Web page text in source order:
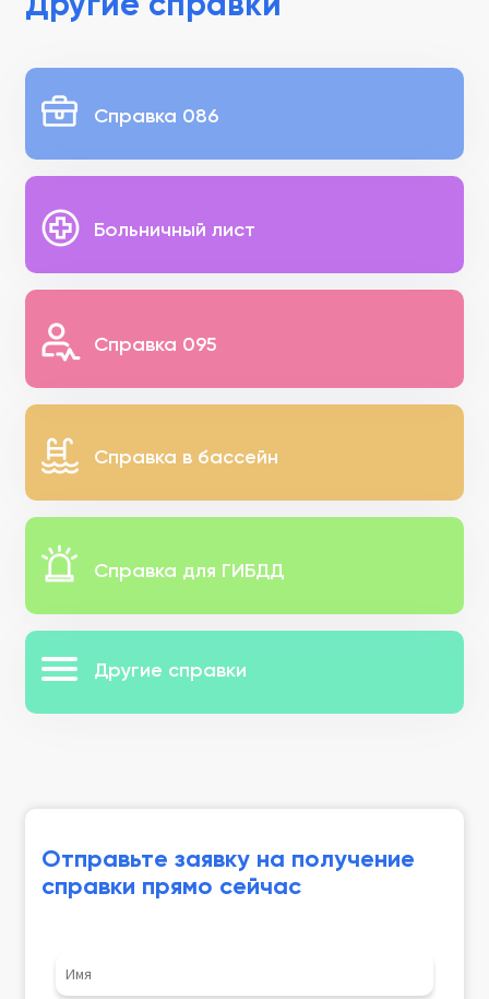
Справка 086
Больничный лист
Справка 095
Справка в бассейн
Справка для ГИБДД
Другие справки
Отправьте заявку на получение
справки прямо сейчас